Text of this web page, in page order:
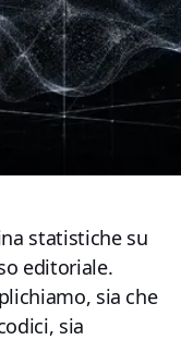
statistiche su
editoriale.
sia che
sia